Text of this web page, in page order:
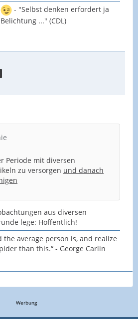
- "Selbst denken erfordert ja
..." (CDL)
Periode mit diversen
zu versorgen und danach
aus diversen
lege: Hoffentlich!
the average person is, and realize
than this.“ - George Carlin
Werbung